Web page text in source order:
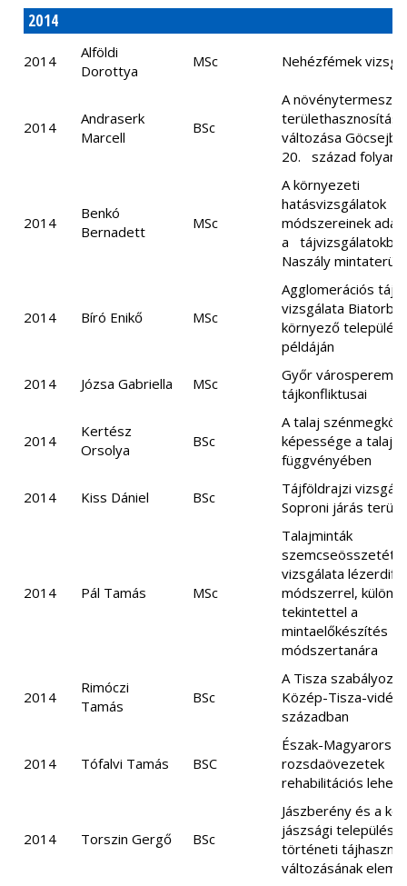
2014
2014
Alföldi
Dorottya
MSc Nehézfémek
2014
Andraserk
Marcell
BSc
A
területhasznosítási
változása
20. század
2014
Benkó
Bernadett
MSc
A környezeti
hatásvizsgálatok
módszereinek
a
Naszály
2014 Bíró Enikő MSc
Agglomerációs
vizsgálata
környező
példáján
2014 Józsa Gabriella MSc
Győr városperemi
tájkonfliktusai
2014
Kertész
Orsolya
BSc
A talaj
képessége a
függvényében
2014 Kiss Dániel BSc
Tájföldrajzi
Soproni járás
2014 Pál Tamás MSc
Talajminták
vizsgálata
módszerrel,
tekintettel a
mintaelőkészítés
módszertanára
2014
Rimóczi
Tamás
BSc
A Tisza
Közép-Tisza-
században
2014 Tófalvi Tamás BSC
Észak-
rozsdaövezetek
rehabilitációs
2014 Torszin Gergő BSc
Jászberény és a
jászsági
történeti
változásának